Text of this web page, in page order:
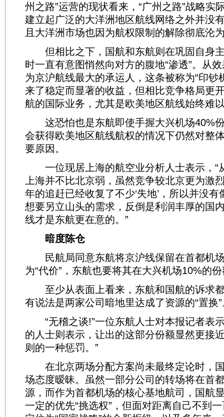
州之路”运营的现状看来，“广州之路”战略实
建立起广泛的大洋洲地区航线网络之外并没
且大洋洲市场也因为航权限制的解除彻底沦
但相比之下，国航和东航则在巩固自身
时一直有意图悄然向对方的腹地“渗透”。从
为京沪航线最大的承运人，这条被称为“印钞
来了稳定而显著的收益，但相比竞争格局更
航的国际业务，尤其是欧美地区航线始终难
这恐怕也是东航即使手握大兴机场40%
会获得欧美地区航线航权的情况下仍然对整
要原因。
一位现居上海的航空业分析人士表示，“
上海并不比北京弱，虽然竞争较北京更为激
年的追赶已经收复了不少‘失地’，所以并没
想要另立山头的需求，反倒是利润丰厚的国
线才是东航更在意的。”
暗度陈仓
民航局同意东航将京沪线保留在首都机
为“代价”，东航也要将其在大兴机场10%的
至少从表面上看来，东航和国航的诉求
有说法是两家公司暗地里达成了资源的“置换
“无稽之谈!”一位东航人士对本报记者表
的人士则表示，让出的这部分份额显然更接
则的一种惩罚。”
在北京两场分配方案尚未最终定论时，
场态度暧昧。虽然一部分公司的转场将在首
源，而作为首都机场的核心基地航司，国航
一定的优先“挑选权”，但面对距离自己不到